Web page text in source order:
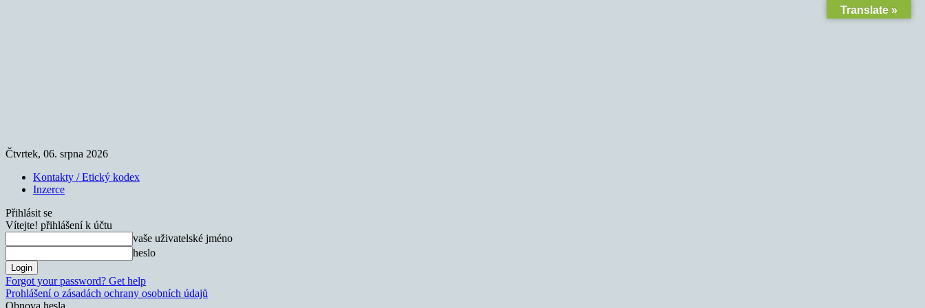
Čtvrtek, 06. srpna 2026
Kontakty / Etický kodex
Inzerce
Přihlásit se
Vítejte! přihlášení k účtu
vaše uživatelské jméno
heslo
Forgot your password? Get help
Prohlášení o zásadách ochrany osobních údajů
Obnova hesla
Translate »